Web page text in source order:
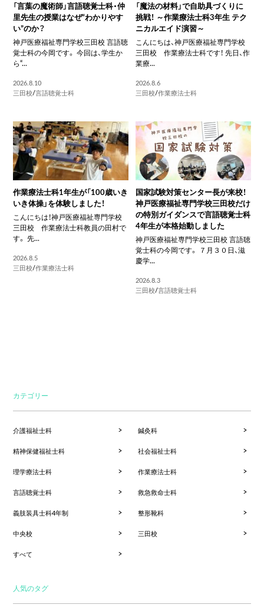
「言葉の魔術師」言語聴覚士科・仲
里先生の授業はなぜ“わかりやす
い”のか？
神戸医療福祉専門学校三田校 言語聴
覚士科の今岡です。 今回は、学生か
ら“...
2026.8.10
三田校/言語聴覚士科
「魔法の材料」で自助具づくりに
挑戦！ ～作業療法士科3年生 テク
ニカルエイド演習～
こんにちは、神戸医療福祉専門学校
三田校 作業療法士科です！ 先日、作
業療...
2026.8.6
三田校/作業療法士科
作業療法士科1年生が「100歳いき
いき体操」を体験しました！
こんにちは！神戸医療福祉専門学校
三田校 作業療法士科教員の田村で
す。 先...
2026.8.5
三田校/作業療法士科
国家試験対策センター長が来校！
神戸医療福祉専門学校三田校だけ
の特別ガイダンスで言語聴覚士科
4年生が本格始動しました
神戸医療福祉専門学校三田校 言語聴
覚士科の今岡です。 ７月３０日、滋
慶学...
2026.8.3
三田校/言語聴覚士科
カテゴリー
介護福祉士科 鍼灸科
精神保健福祉士科 社会福祉士科
理学療法士科 作業療法士科
言語聴覚士科 救急救命士科
義肢装具士科4年制 整形靴科
中央校 三田校
すべて
人気のタグ